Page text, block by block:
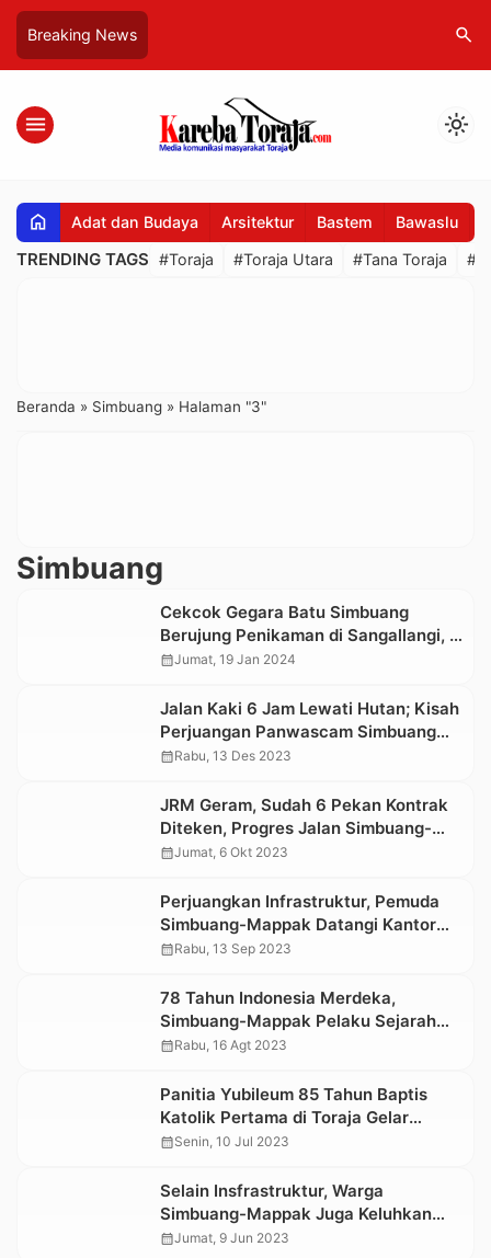
Breaking News search
menu light_mode
home Adat dan Budaya Arsitektur Bastem Bawaslu
TRENDING TAGS #Toraja #Toraja Utara #Tana Toraja
Beranda » Simbuang » Halaman "3"
Simbuang
Cekcok Gegara Batu Simbuang
Berujung Penikaman di Sangallangi, 2
Orang Terluka
calendar_monthJumat, 19 Jan 2024
Jalan Kaki 6 Jam Lewati Hutan; Kisah
Perjuangan Panwascam Simbuang
Awasi Pemilu
calendar_monthRabu, 13 Des 2023
JRM Geram, Sudah 6 Pekan Kontrak
Diteken, Progres Jalan Simbuang-
Mappak Masih Nol
calendar_monthJumat, 6 Okt 2023
Perjuangkan Infrastruktur, Pemuda
Simbuang-Mappak Datangi Kantor
Staf Presiden
calendar_monthRabu, 13 Sep 2023
78 Tahun Indonesia Merdeka,
Simbuang-Mappak Pelaku Sejarah
yang Terlupakan
calendar_monthRabu, 16 Agt 2023
Panitia Yubileum 85 Tahun Baptis
Katolik Pertama di Toraja Gelar
Baksos dan Penanaman Pohon di
calendar_monthSenin, 10 Jul 2023
Selain Insfrastruktur, Warga
Simbuang-Mappak Juga Keluhkan
Kehadiran Guru ASN di Sekolah
calendar_monthJumat, 9 Jun 2023